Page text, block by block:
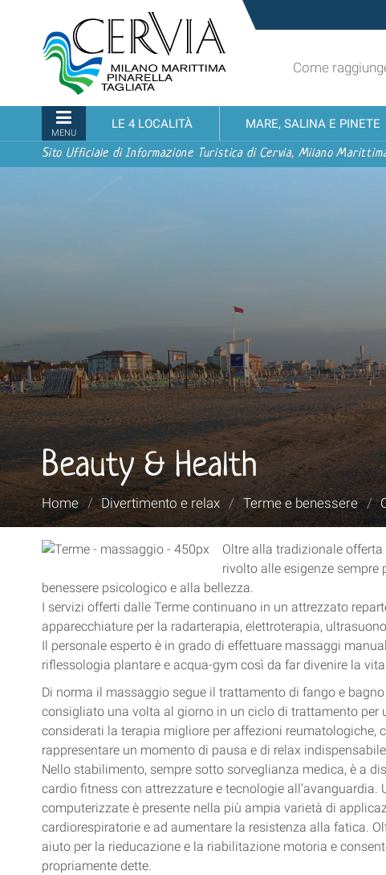
contenuti.
alla
navigazione
turistico
ufficiale
Cervia,
Milano
Marittima,
Pinarella,
Tagliata
Come
MENU
LE 4 LOCALITÀ MARE, SALINA E PINETE
Sito Ufficiale di Informazione Turistica di Cervia, Milano
Beauty & Health
Tu
sei
qui:
Home / Divertimento e relax / Terme e benessere /
Oltre alla tradizionale
rivolto alle esigenze sempre
benessere psicologico e alla bellezza.
I servizi offerti dalle Terme continuano in un attrezzato
apparecchiature per la radarterapia, elettroterapia,
Il personale esperto è in grado di effettuare massaggi
riflessologia plantare e acqua-gym così da far divenire la
Di norma il massaggio segue il trattamento di fango e
consigliato una volta al giorno in un ciclo di trattamento
considerati la terapia migliore per affezioni reumatologiche,
rappresentare un momento di pausa e di relax
Nello stabilimento, sempre sotto sorveglianza medica, è a
cardio fitness con attrezzature e tecnologie
computerizzate è presente nella più ampia varietà di
cardiorespiratorie e ad aumentare la resistenza alla fatica.
aiuto per la rieducazione e la riabilitazione motoria e
propriamente dette.